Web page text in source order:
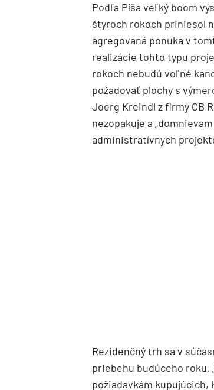
Podľa Píša veľký boom
štyroch rokoch priniesol
agregovaná ponuka v
realizácie tohto typu
rokoch nebudú voľné
požadovať plochy s
Joerg Kreindl z firmy CB
nezopakuje a
administratívnych
Rezidenčný trh sa v
priebehu budúceho roku.
požiadavkám